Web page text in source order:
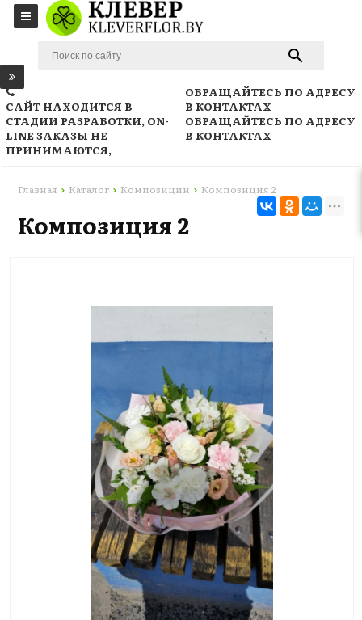
САЙТ НАХОДИТСЯ В
СТАДИИ РАЗРАБОТКИ, ON-
LINE ЗАКАЗЫ НЕ
ПРИНИМАЮТСЯ,
ОБРАЩАЙТЕСЬ ПО АДРЕСУ
В КОНТАКТАХ
ОБРАЩАЙТЕСЬ ПО АДРЕСУ
В КОНТАКТАХ
Главная Каталог Композиции Композиция 2
Композиция 2